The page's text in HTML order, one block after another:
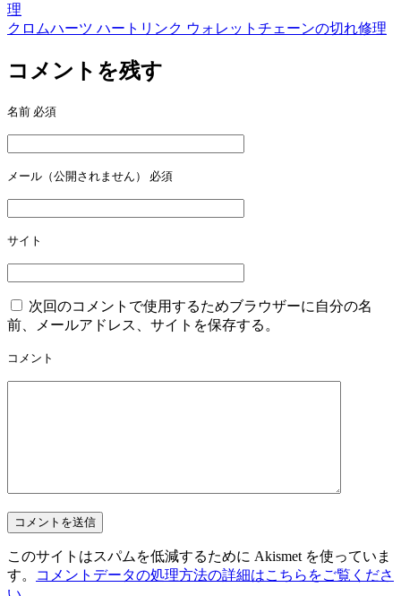
理
クロムハーツ ハートリンク ウォレットチェーンの切れ修理
コメントを残す
名前 必須
メール（公開されません） 必須
サイト
次回のコメントで使用するためブラウザーに自分の名
前、メールアドレス、サイトを保存する。
コメント
このサイトはスパムを低減するために Akismet を使っていま
す。
コメントデータの処理方法の詳細はこちらをご覧くださ